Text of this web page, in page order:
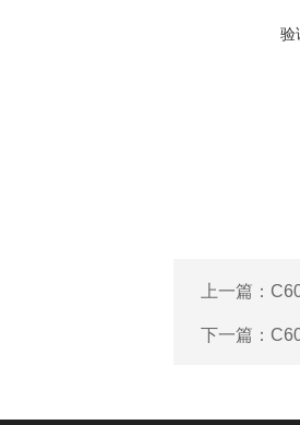
验
上一篇：
下一篇：